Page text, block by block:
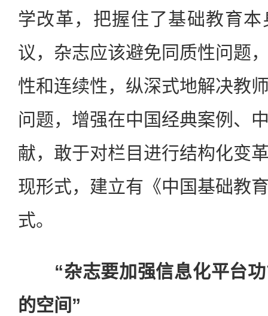
学改革，把握住了基础教育
议，杂志应该避免同质性问题
性和连续性，纵深式地解决教
问题，增强在中国经典案例、
献，敢于对栏目进行结构化变
现形式，建立有《中国基础教
式。
“杂志要加强信息化平台
的空间”